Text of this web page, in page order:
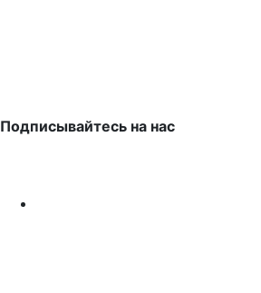
Подписывайтесь на нас